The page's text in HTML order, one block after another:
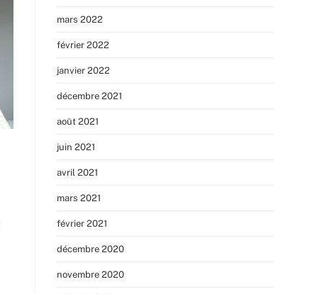
mars 2022
février 2022
janvier 2022
décembre 2021
août 2021
juin 2021
avril 2021
mars 2021
février 2021
décembre 2020
novembre 2020